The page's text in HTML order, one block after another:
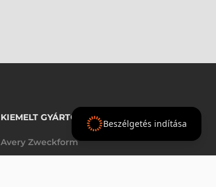
KIEMELT GYÁRTÓINK
Avery Zweckform
Beszélgetés indítása